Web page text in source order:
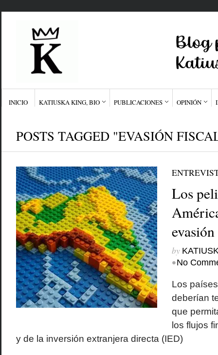
INICIO KATIUSKA KING, BIO PUBLICACIONES OPINIÓN
POSTS TAGGED "EVASIÓN
Los
by
•No
Los
deberían
que
los flujos
y de la inversión extranjera directa (IED)